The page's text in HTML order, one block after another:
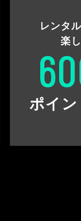
レンタ
楽
ポイ